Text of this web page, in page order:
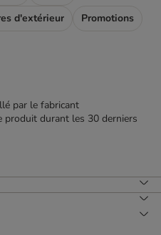
d'extérieur
Promotions
par le fabricant
produit durant les 30 derniers